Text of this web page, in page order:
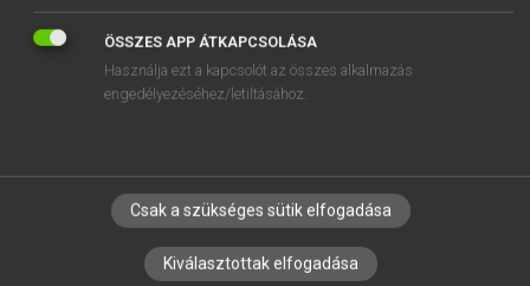
RÓLUNK
ELÉRHETŐSÉG
SÜTI BEÁLLÍTÁSOK
ÖSSZES APP ÁTKAPCSOLÁSA
Használja ezt a kapcsolót az összes alkalmazás
engedélyezéséhez/letiltásához.
Csak a szükséges sütik elfogadása
Kiválasztottak elfogadása